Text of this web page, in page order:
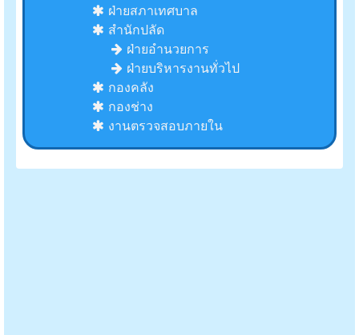
ฝ่ายสภาเทศบาล
สำนักปลัด
ฝ่ายอำนวยการ
ฝ่ายบริหารงานทั่วไป
กองคลัง
กองช่าง
งานตรวจสอบภายใน